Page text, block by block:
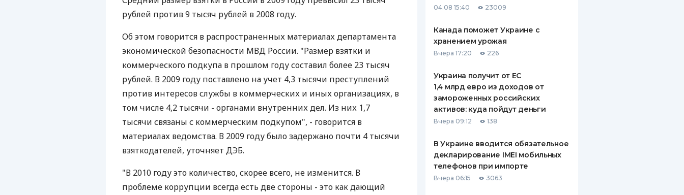
БАНКОВСКИМ КАРТАМ
ВСЕ СТРАХОВЫЕ ПОЛИСЫ
ОТЗЫВЫ О СТРАХОВЫХ
КОМПАНИЯХ
рублей против 9 тысяч рублей в 2008 году.
Об этом говорится в распространенных материалах департамента
экономической безопасности МВД России. "Размер взятки и
коммерческого подкупа в прошлом году составил более 23 тысяч
рублей. В 2009 году поставлено на учет 4,3 тысячи преступлений
против интересов службы в коммерческих и иных организациях, в
том числе 4,2 тысячи - органами внутренних дел. Из них 1,7
тысячи связаны с коммерческим подкупом", - говорится в
материалах ведомства. В 2009 году было задержано почти 4 тысячи
взяткодателей, уточняет ДЭБ.
"В 2010 году это количество, скорее всего, не изменится. В
проблеме коррупции всегда есть две стороны - это как дающий
04.08 15:40 23009
Канада поможет Украине с
хранением урожая
Вчера 17:20 226
Украина получит от ЕС
1,4 млрд евро из доходов от
замороженных российских
активов: куда пойдут деньги
Вчера 09:12 138
В Украине вводится обязательное
декларирование IMEI мобильных
телефонов при импорте
Вчера 06:15 3063